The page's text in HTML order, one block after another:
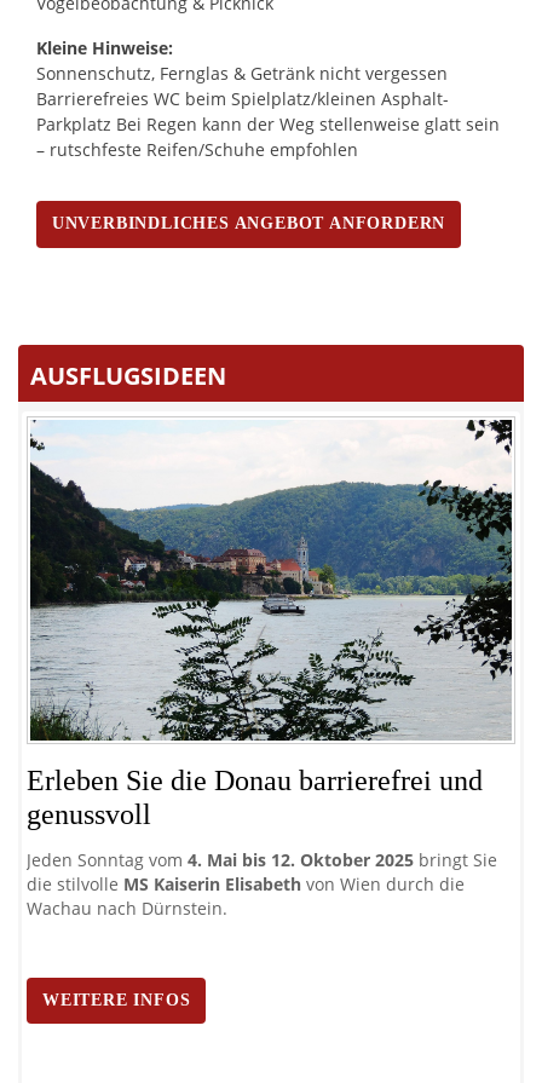
Kleine Hinweise:
Sonnenschutz, Fernglas & Getränk nicht vergessen
Barrierefreies WC beim Spielplatz/kleinen Asphalt-
Parkplatz Bei Regen kann der Weg stellenweise glatt sein
– rutschfeste Reifen/Schuhe empfohlen
UNVERBINDLICHES ANGEBOT ANFORDERN
AUSFLUGSIDEEN
Erleben Sie die Donau barrierefrei und
genussvoll
Jeden Sonntag vom4. Mai bis 12. Oktober 2025 bringt Sie
die stilvolle MS Kaiserin Elisabeth von Wien durch die
Wachau nach Dürnstein.
WEITERE INFOS